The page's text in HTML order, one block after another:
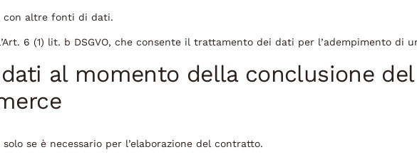
con altre fonti di dati.
6 (1) lit. b DSGVO, che consente il trattamento dei dati per l’adempimento di
al momento della conclusione
se è necessario per l’elaborazione del contratto.